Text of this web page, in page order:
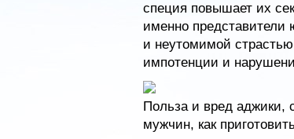
специя повышает их
именно представители
и неутомимой
импотенции и
Польза и вред аджики,
мужчин, как